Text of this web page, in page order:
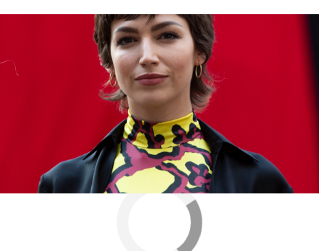
Más sobre este tema:
Úrsula Corberó